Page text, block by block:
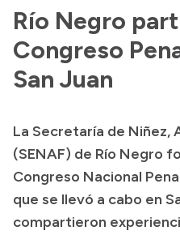
Delegaciones
Normativa
Presupuesto
Boletín Oficial
Compras y licitaciones
Consulta de expedientes
Río Negro
Congreso
San Juan
La Secretaría de Niñez,
(SENAF) de Río Negro
Congreso Nacional
que se llevó a cabo en
compartieron